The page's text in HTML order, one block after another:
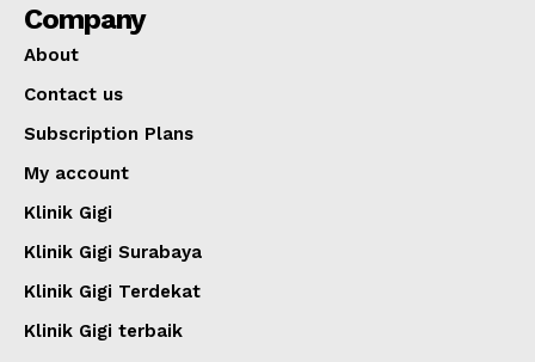
Company
About
Contact us
Subscription Plans
My account
Klinik Gigi
Klinik Gigi Surabaya
Klinik Gigi Terdekat
Klinik Gigi terbaik